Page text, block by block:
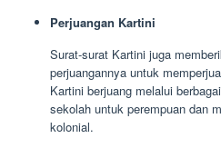
Perjuangan Kartini
Surat-surat Kartini juga
perjuangannya untuk
Kartini berjuang melalui
sekolah untuk perempuan dan
kolonial.